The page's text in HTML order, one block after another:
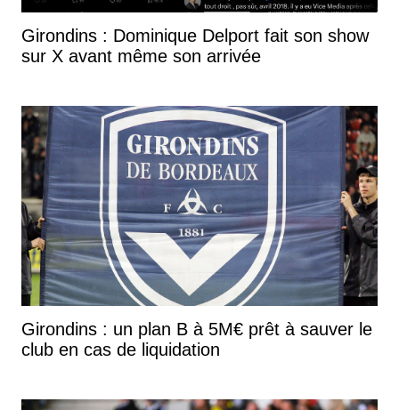
Girondins : Dominique Delport fait son show
sur X avant même son arrivée
Girondins : un plan B à 5M€ prêt à sauver le
club en cas de liquidation